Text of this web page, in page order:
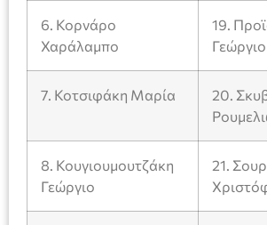
6. Κορνάρο
Χαράλαμπο
19.
Γεώργιο
7. Κοτσιφάκη Μαρία
20.
8. Κουγιουμουτζάκη
Γεώργιο
21.